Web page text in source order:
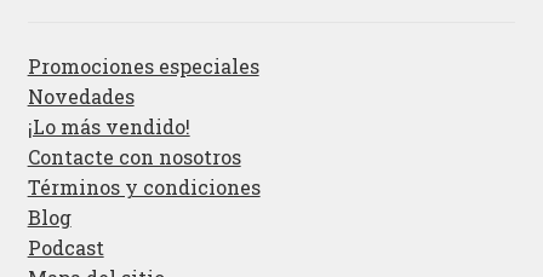
Promociones especiales
Novedades
¡Lo más vendido!
Contacte con nosotros
Términos y condiciones
Blog
Podcast